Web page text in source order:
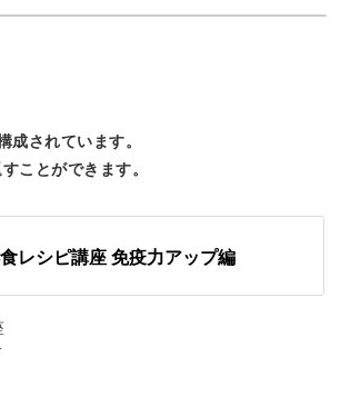
。
握っているのは腸であり、腸内の悪玉
を整えることは、免疫力アップと健康
。
すためには善玉菌の餌になる発酵食品
成されています。
ことができます。
レシピ講座 免疫力アップ編